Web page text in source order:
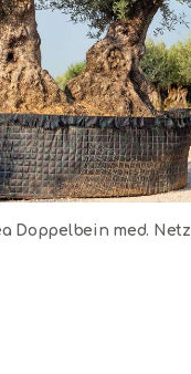
Doppelbein med. Netz